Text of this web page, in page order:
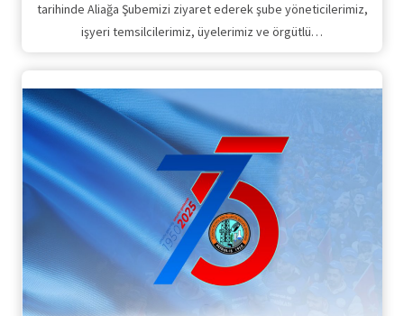
tarihinde Aliağa Şubemizi ziyaret ederek şube yöneticilerimiz,
işyeri temsilcilerimiz, üyelerimiz ve örgütlü…